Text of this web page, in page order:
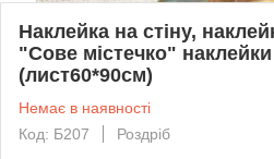
Наклейка на стіну,
"Сове містечко"
(лист60*90см)
Немає в наявності
Код: Б207
Роздріб